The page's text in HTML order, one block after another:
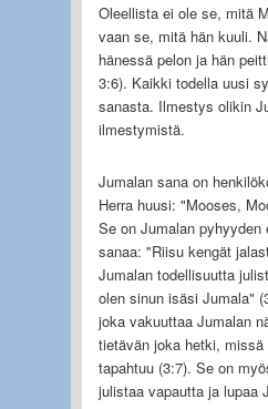
Oleellista ei ole se, mitä
vaan se, mitä hän kuuli.
hänessä pelon ja hän
3:6). Kaikki todella uusi
sanasta. Ilmestys olikin
ilmestymistä.
Jumalan sana on
Herra huusi: "Mooses,
Se on Jumalan pyhyyden
sanaa: "Riisu kengät
Jumalan todellisuutta
olen sinun isäsi Jumala"
joka vakuuttaa Jumalan
tietävän joka hetki, missä
tapahtuu (3:7). Se on
julistaa vapautta ja lupaa